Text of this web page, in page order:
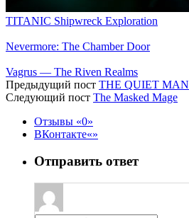
TITANIC Shipwreck Exploration
Nevermore: The Chamber Door
Vagrus — The Riven Realms
Предыдущий пост THE QUIET MAN
Следующий пост The Masked Mage
Отзывы
0
ВКонтакте
Отправить ответ